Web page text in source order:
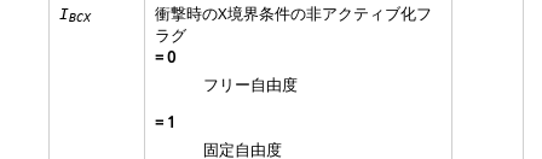
IBCX
衝撃時のX境界条件の非アクティブ化フ
ラグ
=0
フリー自由度
= 1
固定自由度